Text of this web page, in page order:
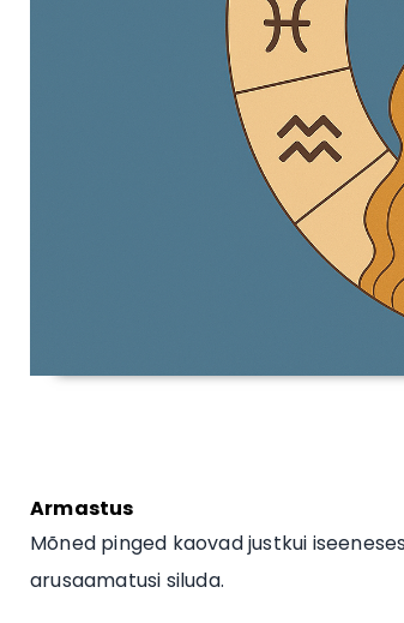
Armastus
Mõned pinged kaovad justkui
arusaamatusi siluda.